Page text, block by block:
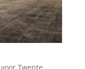
Twente